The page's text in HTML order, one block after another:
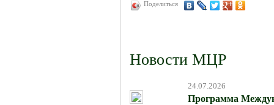
Поделиться
Новости МЦР
24.07.2026
Программа